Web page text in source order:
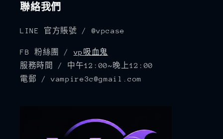
聯絡我們
LINE 官方賬號 / @vpcase
FB 粉絲團 / vp吸血鬼
服務時間 / 中午12:00~晚上12:00
電郵 / vampire3c@gmail.com